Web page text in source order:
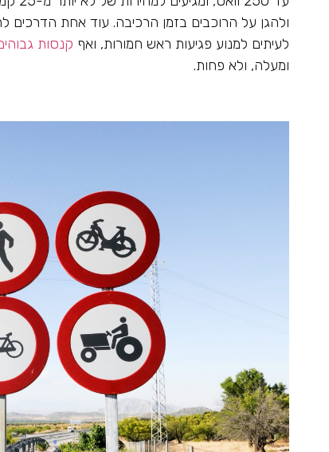
ולהגן על הרוכבים בזמן הרכיבה. עוד אחת
לעיתים למנוע פגיעות ראש חמורות, ואף קנסות
ומעלה, ולא פחות.